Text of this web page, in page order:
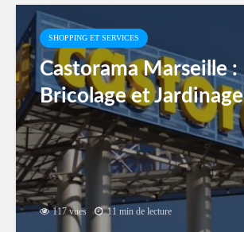
SHOPPING ET SERVICES
Castorama Marseille :
Bricolage et Jardinage
117 vues 11 min de lecture